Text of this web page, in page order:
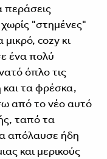
περάσεις
"στημένες"
μικρό, cozy κι
ένα πολύ
όπλο τις
τα φρέσκα,
από το νέο αυτό
ταπό τα
απόλαυσε ήδη
και μερικούς